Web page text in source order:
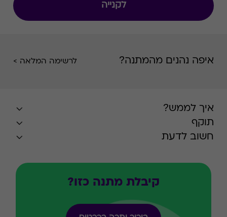
לקנייה
איפה נהנים מהמתנה? לרשימה המלאה >
איך לממש?
תוקף
חשוב לדעת
קיבלת מתנה כזו?